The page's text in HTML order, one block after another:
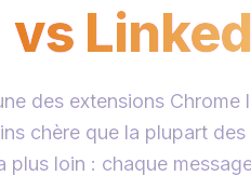
vs
des extensions
chère que la plupart
loin : chaque